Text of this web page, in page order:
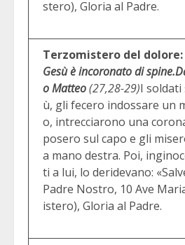
stero), Gloria al Padre.
Terzomistero del dolore:
Gesù è incoronato di spine.
o Matteo(27,28-29)I soldati
ù, gli fecero indossare un
o, intrecciarono una
posero sul capo e gli
a mano destra. Poi,
ti a lui, lo deridevano:
Padre Nostro, 10 Ave
istero), Gloria al Padre.